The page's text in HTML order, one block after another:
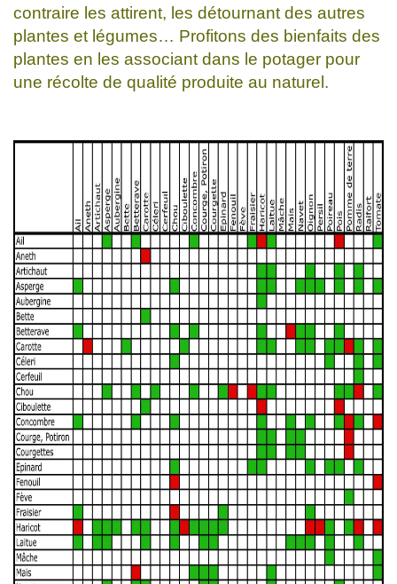
contraire les attirent, les détournant des autres
plantes et légumes… Profitons des bienfaits des
plantes en les associant dans le potager pour
une récolte de qualité produite au naturel.